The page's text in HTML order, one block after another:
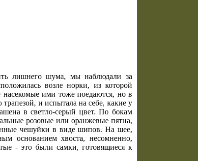
лишнего шума, мы наблюдали за
возле норки, из которой
насекомые ими тоже поедаются, но в
и испытала на себе, какие у
в светло-серый цвет. По бокам
розовые или оранжевые пятна,
чешуйки в виде шипов. На шее,
основанием хвоста, несомненно,
- это были самки, готовящиеся к